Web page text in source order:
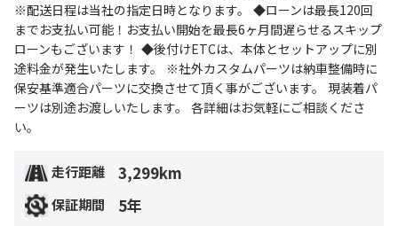
※配送日程は当社の指定日時となります。 ◆ローンは最長120回
までお支払い可能！お支払い開始を最長6ヶ月間遅らせるスキップ
ローンもございます！ ◆後付けETCは、本体とセットアップに別
途料金が発生いたします。 ※社外カスタムパーツは納車整備時に
保安基準適合パーツに交換させて頂く事がございます。 現装着パ
ーツは別途お渡しいたします。 各詳細はお気軽にご相談くださ
い。
走行距離 3,299km
保証期間 5年